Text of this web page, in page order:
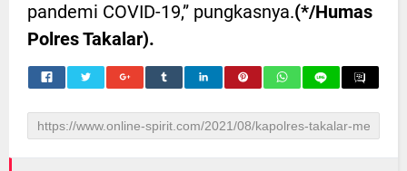
pandemi COVID-19,” pungkasnya.(*/Humas
Polres Takalar).